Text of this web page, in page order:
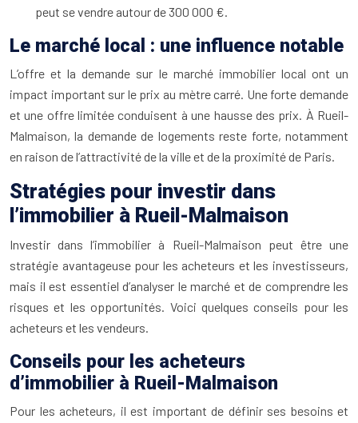
peut se vendre autour de 300 000 €.
Le marché local : une influence notable
L’offre et la demande sur le marché immobilier local ont un
impact important sur le prix au mètre carré. Une forte demande
et une offre limitée conduisent à une hausse des prix. À Rueil-
Malmaison, la demande de logements reste forte, notamment
en raison de l’attractivité de la ville et de la proximité de Paris.
Stratégies pour investir dans
l’immobilier à Rueil-Malmaison
Investir dans l’immobilier à Rueil-Malmaison peut être une
stratégie avantageuse pour les acheteurs et les investisseurs,
mais il est essentiel d’analyser le marché et de comprendre les
risques et les opportunités. Voici quelques conseils pour les
acheteurs et les vendeurs.
Conseils pour les acheteurs
d’immobilier à Rueil-Malmaison
Pour les acheteurs, il est important de définir ses besoins et